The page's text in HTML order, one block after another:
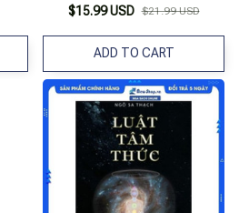
$15.99 USD $21.99 USD
ADD TO CART